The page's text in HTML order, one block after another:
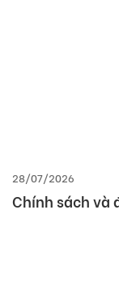
28/07/2026
Chính sách và